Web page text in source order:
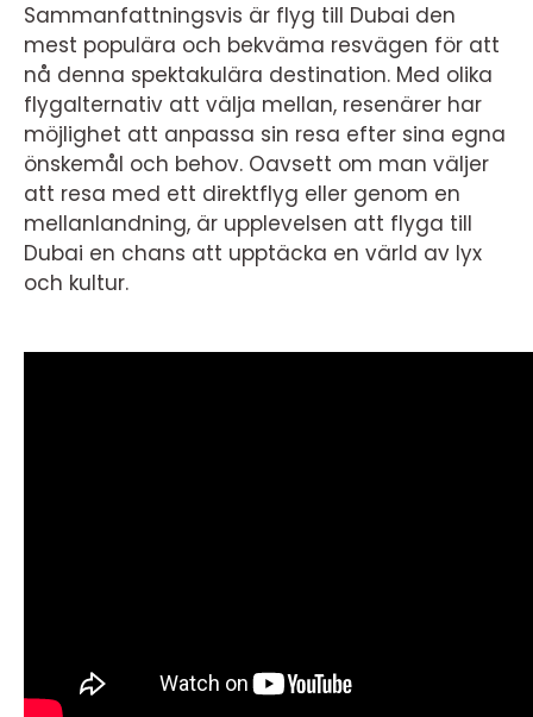
Sammanfattningsvis är flyg till Dubai den
mest populära och bekväma resvägen för att
nå denna spektakulära destination. Med olika
flygalternativ att välja mellan, resenärer har
möjlighet att anpassa sin resa efter sina egna
önskemål och behov. Oavsett om man väljer
att resa med ett direktflyg eller genom en
mellanlandning, är upplevelsen att flyga till
Dubai en chans att upptäcka en värld av lyx
och kultur.